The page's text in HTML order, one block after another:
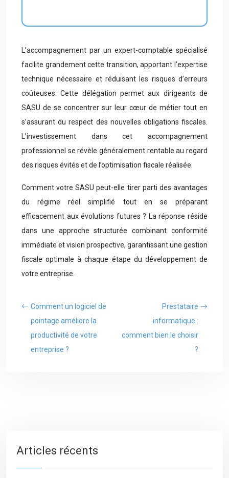
L’accompagnement par un expert-comptable spécialisé
facilite grandement cette transition, apportant l’expertise
technique nécessaire et réduisant les risques d’erreurs
coûteuses. Cette délégation permet aux dirigeants de
SASU de se concentrer sur leur cœur de métier tout en
s’assurant du respect des nouvelles obligations fiscales.
L’investissement dans cet accompagnement
professionnel se révèle généralement rentable au regard
des risques évités et de l’optimisation fiscale réalisée.
Comment votre SASU peut-elle tirer parti des avantages
du régime réel simplifié tout en se préparant
efficacement aux évolutions futures ? La réponse réside
dans une approche structurée combinant conformité
immédiate et vision prospective, garantissant une gestion
fiscale optimale à chaque étape du développement de
votre entreprise.
Comment un logiciel de
pointage améliore la
productivité de votre
entreprise ?
Prestataire
informatique :
comment bien le choisir
?
Articles récents